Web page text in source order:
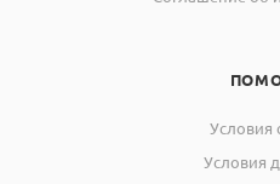
Условия
Условия